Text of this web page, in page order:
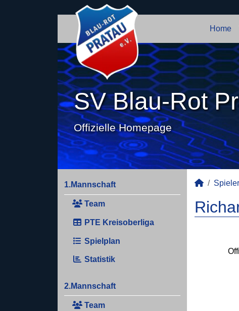
Home
SV Blau-Rot
Offizielle Homepage
1.Mannschaft
Team
PTE Kreisoberliga
Spielplan
Statistik
2.Mannschaft
Team